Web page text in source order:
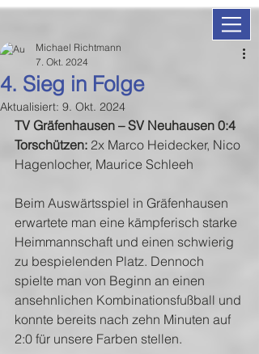
4. Sieg in Folge
Michael Richtmann
7. Okt. 2024
Aktualisiert: 9. Okt. 2024
TV Gräfenhausen – SV Neuhausen 0:4
Torschützen: 2x Marco Heidecker, Nico
Hagenlocher, Maurice Schleeh
Beim Auswärtsspiel in Gräfenhausen
erwartete man eine kämpferisch starke
Heimmannschaft und einen schwierig
zu bespielenden Platz. Dennoch
spielte man von Beginn an einen
ansehnlichen Kombinationsfußball und
konnte bereits nach zehn Minuten auf
2:0 für unsere Farben stellen.